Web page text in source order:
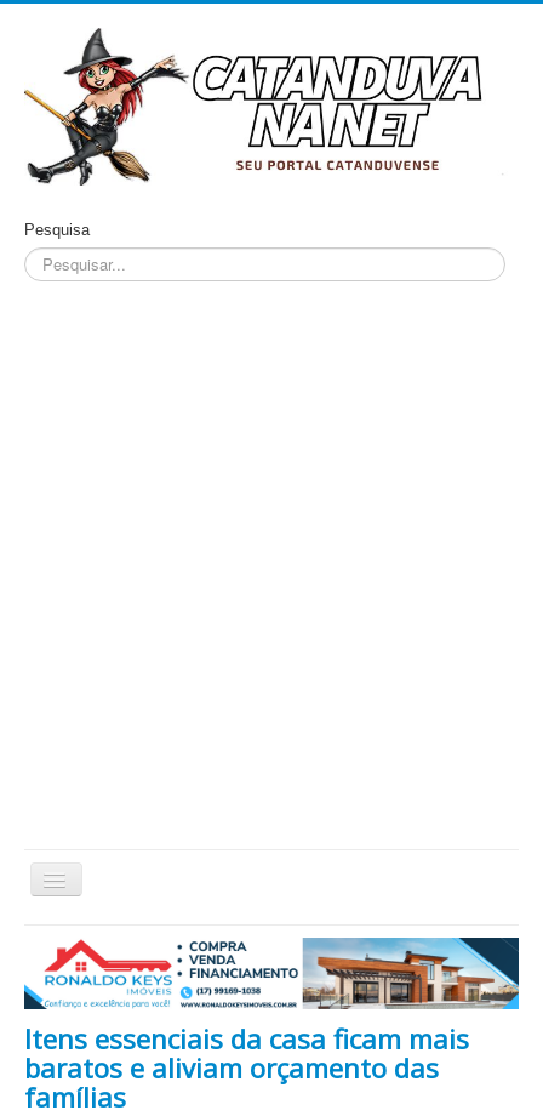
Pesquisa
Alternar
Home Cultura Economia Educação
Esportes Eventos Filmes em Cartaz Região
Política Saúde Tecnologia Cinema / Série / TV
Nacional / Mundo Vida / Estilo Artigo / Coluna
Itens essenciais da casa ficam mais
baratos e aliviam orçamento das
famílias